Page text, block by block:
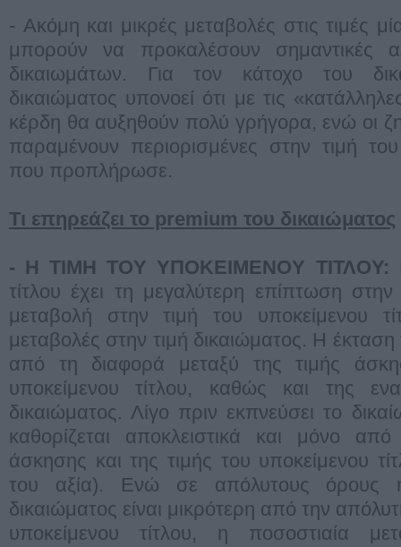
- Ακόμη και μικρές μεταβολές στις τιμές
μπορούν να προκαλέσουν σημαντικές
δικαιωμάτων. Για τον κάτοχο του
δικαιώματος υπονοεί ότι με τις
κέρδη θα αυξηθούν πολύ γρήγορα, ενώ οι
παραμένουν περιορισμένες στην τιμή
που προπλήρωσε.
Τι επηρεάζει το premium του δικαιώματος
- Η ΤΙΜΗ ΤOΥ ΥΠOΚΕΙΜΕΝOΥ ΤΙΤΛOΥ:
τίτλου έχει τη μεγαλύτερη επίπτωση
μεταβολή στην τιμή του υποκείμενου
μεταβολές στην τιμή δικαιώματος. Η
από τη διαφορά μεταξύ της τιμής
υποκείμενου τίτλου, καθώς και της
δικαιώματος. Λίγο πριν εκπνεύσει το
καθορίζεται αποκλειστικά και μόνο
άσκησης και της τιμής του υποκείμενου
του αξία). Ενώ σε απόλυτους όρους
δικαιώματος είναι μικρότερη από την
υποκείμενου τίτλου, η ποσοστιαία